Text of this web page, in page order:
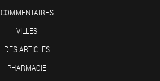
COMMENTAIRES
VILLES
DES ARTICLES
PHARMACIE